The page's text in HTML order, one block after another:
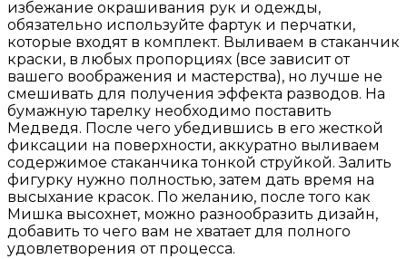
избежание окрашивания рук и одежды,
обязательно используйте фартук и перчатки,
которые входят в комплект. Выливаем в стаканчик
краски, в любых пропорциях (все зависит от
вашего воображения и мастерства), но лучше не
смешивать для получения эффекта разводов. На
бумажную тарелку необходимо поставить
Медведя. После чего убедившись в его жесткой
фиксации на поверхности, аккуратно выливаем
содержимое стаканчика тонкой струйкой. Залить
фигурку нужно полностью, затем дать время на
высыхание красок. По желанию, после того как
Мишка высохнет, можно разнообразить дизайн,
добавить то чего вам не хватает для полного
удовлетворения от процесса.